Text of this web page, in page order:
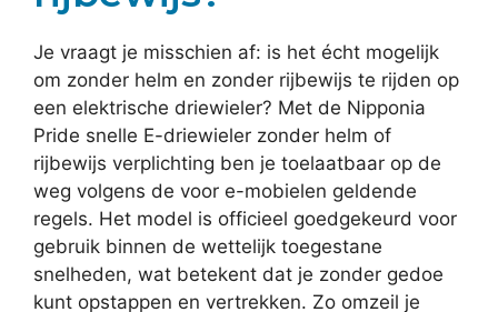
Je vraagt je misschien af: is het écht mogelijk
om zonder helm en zonder rijbewijs te rijden op
een elektrische driewieler? Met de Nipponia
Pride snelle E-driewieler zonder helm of
rijbewijs verplichting ben je toelaatbaar op de
weg volgens de voor e-mobielen geldende
regels. Het model is officieel goedgekeurd voor
gebruik binnen de wettelijk toegestane
snelheden, wat betekent dat je zonder gedoe
kunt opstappen en vertrekken. Zo omzeil je